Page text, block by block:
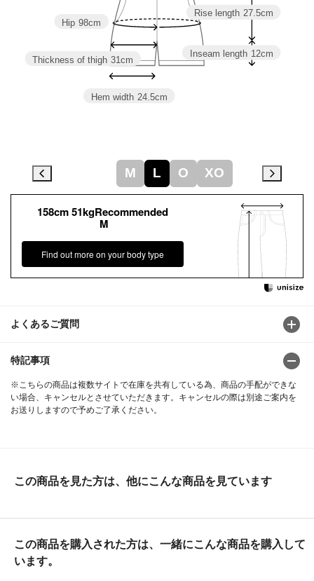
よくあるご質問
特記事項
※こちらの商品は複数サイトで在庫を共有している為、商品の手配ができな
い場合、キャンセルとさせていただきます。キャンセルの際は別途ご案内を
お送りしますので予めご了承ください。
158cm 51kgRecommended
M
Find out more on your body type
Rise length 27.5cm
Inseam length 12cm
Hem width 24.5cm
Thickness of thigh 31cm
Hip 98cm
M L O XO
この商品を見た方は、他にこんな商品を見ています
この商品を購入された方は、一緒にこんな商品を購入して
います。